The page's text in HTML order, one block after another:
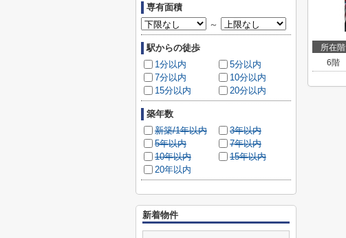
所在階
6階
専有面積
～
駅からの徒歩
1分以内
5分以内
7分以内
10分以内
15分以内
20分以内
築年数
新築/1年以内
3年以内
5年以内
7年以内
10年以内
15年以内
20年以内
新着物件